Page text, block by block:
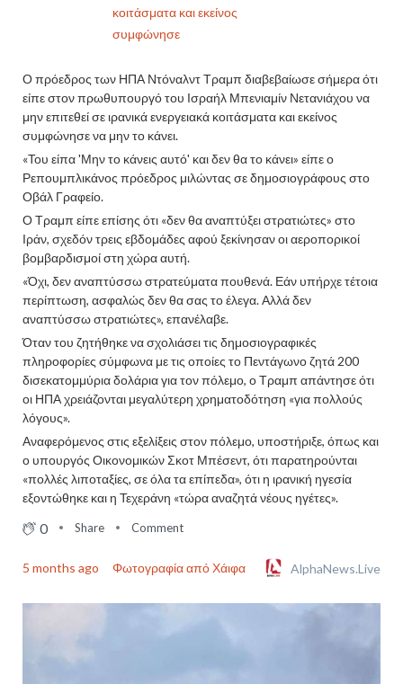
κοιτάσματα και εκείνος
συμφώνησε
Ο πρόεδρος των ΗΠΑ Ντόναλντ Τραμπ διαβεβαίωσε σήμερα ότι
είπε στον πρωθυπουργό του Ισραήλ Μπενιαμίν Νετανιάχου να
μην επιτεθεί σε ιρανικά ενεργειακά κοιτάσματα και εκείνος
συμφώνησε να μην το κάνει.
«Του είπα 'Μην το κάνεις αυτό' και δεν θα το κάνει» είπε ο
Ρεπουμπλικάνος πρόεδρος μιλώντας σε δημοσιογράφους στο
Οβάλ Γραφείο.
Ο Τραμπ είπε επίσης ότι «δεν θα αναπτύξει στρατιώτες» στο
Ιράν, σχεδόν τρεις εβδομάδες αφού ξεκίνησαν οι αεροπορικοί
βομβαρδισμοί στη χώρα αυτή.
«Όχι, δεν αναπτύσσω στρατεύματα πουθενά. Εάν υπήρχε τέτοια
περίπτωση, ασφαλώς δεν θα σας το έλεγα. Αλλά δεν
αναπτύσσω στρατιώτες», επανέλαβε.
Όταν του ζητήθηκε να σχολιάσει τις δημοσιογραφικές
πληροφορίες σύμφωνα με τις οποίες το Πεντάγωνο ζητά 200
δισεκατομμύρια δολάρια για τον πόλεμο, ο Τραμπ απάντησε ότι
οι ΗΠΑ χρειάζονται μεγαλύτερη χρηματοδότηση «για πολλούς
λόγους».
Αναφερόμενος στις εξελίξεις στον πόλεμο, υποστήριξε, όπως και
ο υπουργός Οικονομικών Σκοτ Μπέσεντ, ότι παρατηρούνται
«πολλές λιποταξίες, σε όλα τα επίπεδα», ότι η ιρανική ηγεσία
εξοντώθηκε και η Τεχεράνη «τώρα αναζητά νέους ηγέτες».
0 Share Comment
5 months ago Φωτογραφία από Χάιφα AlphaNews.Live